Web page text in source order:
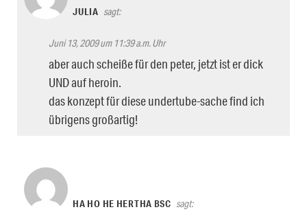
JULIA sagt:
Juni 13, 2009 um 11:39 a.m. Uhr
aber auch scheiße für den peter, jetzt ist er dick
UND auf heroin.
das konzept für diese undertube-sache find ich
übrigens großartig!
HA HO HE HERTHA BSC sagt: